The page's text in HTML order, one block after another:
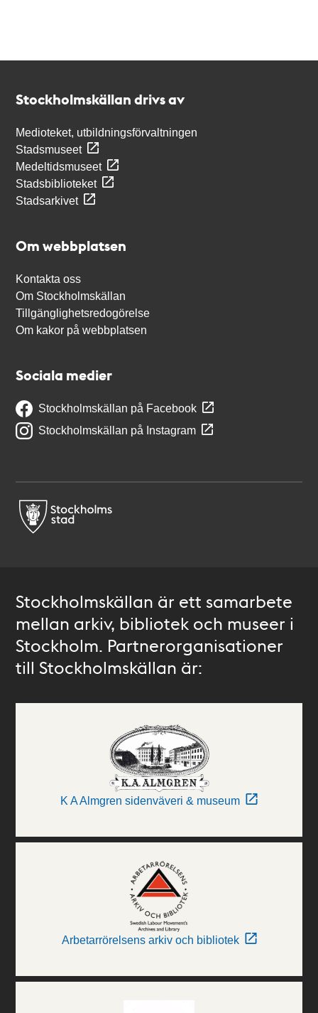
Stockholmskällan drivs av
Medioteket, utbildningsförvaltningen
Stadsmuseet
Medeltidsmuseet
Stadsbiblioteket
Stadsarkivet
Om webbplatsen
Kontakta oss
Om Stockholmskällan
Tillgänglighetsredogörelse
Om kakor på webbplatsen
Sociala medier
Stockholmskällan på Facebook
Stockholmskällan på Instagram
Stockholmskällan är ett samarbete
mellan arkiv, bibliotek och museer i
Stockholm. Partnerorganisationer
till Stockholmskällan är:
K A Almgren sidenväveri & museum
Arbetarrörelsens arkiv och bibliotek